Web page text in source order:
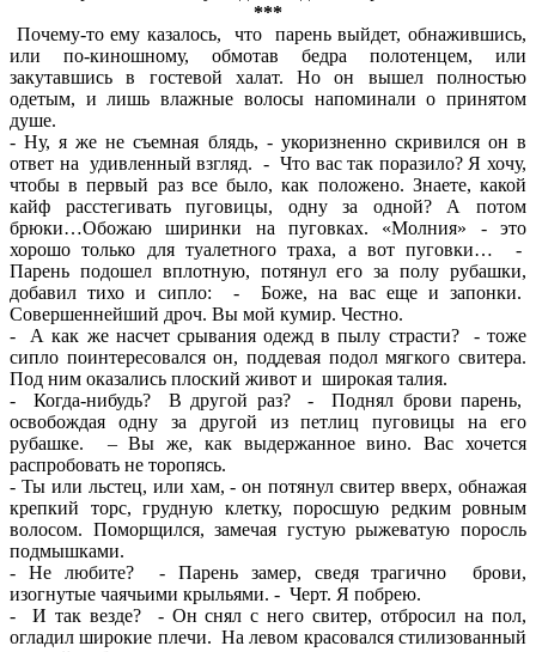
***
Почему-то ему казалось, что парень выйдет, обнажившись,
или по-киношному, обмотав бедра полотенцем, или
закутавшись в гостевой халат. Но он вышел полностью
одетым, и лишь влажные волосы напоминали о принятом
душе.
- Ну, я же не съемная блядь, - укоризненно скривился он в
ответ на удивленный взгляд. - Что вас так поразило? Я хочу,
чтобы в первый раз все было, как положено. Знаете, какой
кайф расстегивать пуговицы, одну за одной? А потом
брюки…Обожаю ширинки на пуговках. «Молния» - это
хорошо только для туалетного траха, а вот пуговки… -
Парень подошел вплотную, потянул его за полу рубашки,
добавил тихо и сипло: - Боже, на вас еще и запонки.
Совершеннейший дроч. Вы мой кумир. Честно.
- А как же насчет срывания одежд в пылу страсти? - тоже
сипло поинтересовался он, поддевая подол мягкого свитера.
Под ним оказались плоский живот и широкая талия.
- Когда-нибудь? В другой раз? - Поднял брови парень,
освобождая одну за другой из петлиц пуговицы на его
рубашке. – Вы же, как выдержанное вино. Вас хочется
распробовать не торопясь.
- Ты или льстец, или хам, - он потянул свитер вверх, обнажая
крепкий торс, грудную клетку, поросшую редким ровным
волосом. Поморщился, замечая густую рыжеватую поросль
подмышками.
- Не любите? - Парень замер, сведя трагично брови,
изогнутые чаячьими крыльями. - Черт. Я побрею.
- И так везде? - Он снял с него свитер, отбросил на пол,
огладил широкие плечи. На левом красовался стилизованный